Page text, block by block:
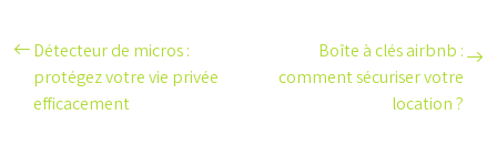
Détecteur de micros :
protégez votre vie privée
efficacement
Boîte à clés airbnb :
comment sécuriser votre
location ?